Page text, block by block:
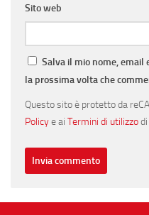
Sito web
Salva il mio nome,
la prossima volta che
Questo sito è protetto da
Policye ai Termini di utilizzodi